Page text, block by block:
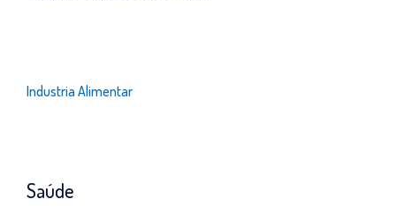
Industria Alimentar
Saúde